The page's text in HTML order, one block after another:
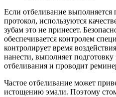
Если отбеливание выполняется
протокол, используются
зубам это не принесет.
обеспечивается контролем
контролирует время
нанести, выполняет
отбеливания и проводит
Частое отбеливание может
истощению эмали. Поэтому